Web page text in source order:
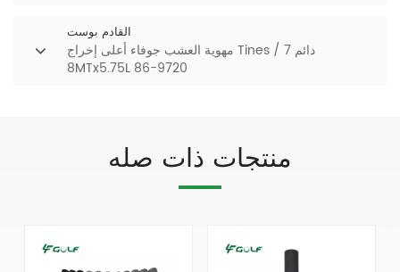
القادم بوست
مهوية العشب جوفاء أعلى إخراج Tines دائم 7 /
8MTx5.75L 86-9720
منتجات ذات صله